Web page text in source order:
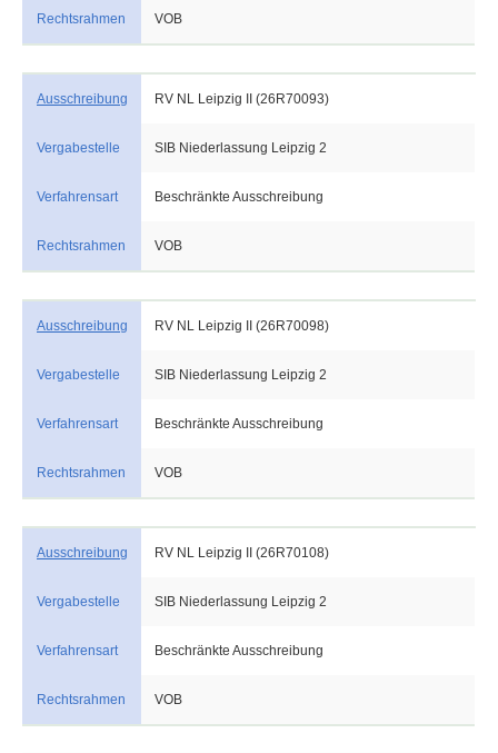
Rechtsrahmen VOB
Ausschreibung RV NL Leipzig II (26R70093)
Vergabestelle SIB Niederlassung Leipzig 2
Verfahrensart Beschränkte Ausschreibung
Rechtsrahmen VOB
Ausschreibung RV NL Leipzig II (26R70098)
Vergabestelle SIB Niederlassung Leipzig 2
Verfahrensart Beschränkte Ausschreibung
Rechtsrahmen VOB
Ausschreibung RV NL Leipzig II (26R70108)
Vergabestelle SIB Niederlassung Leipzig 2
Verfahrensart Beschränkte Ausschreibung
Rechtsrahmen VOB